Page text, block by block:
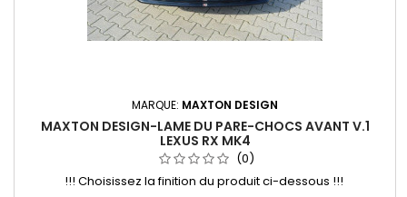
MARQUE: MAXTON DESIGN
MAXTON DESIGN-LAME DU PARE-CHOCS AVANT V.1
LEXUS RX MK4
(0)
!!! Choisissez la finition du produit ci-dessous !!!